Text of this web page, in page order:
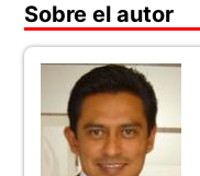
Sobre el autor